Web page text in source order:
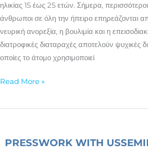
ηλικίας 15 έως 25 ετών. Σήμερα,
άνθρωποι σε όλη την ήπειρο επηρεάζονται
νευρική ανορεξία, η βουλιμία και η
διατροφικές διαταραχές αποτελούν ψυχικές
οποίες το άτομο χρησιμοποιεί
Read More »
PRESSWORK WITH US